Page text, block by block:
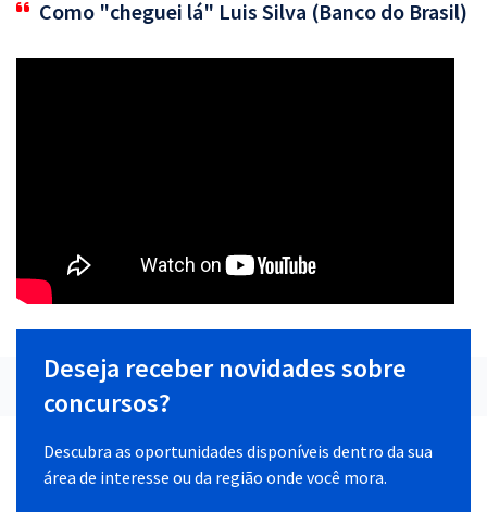
Como "cheguei lá" Luis Silva (Banco do Brasil)
Deseja receber novidades sobre
concursos?
Descubra as oportunidades disponíveis dentro da sua
área de interesse ou da região onde você mora.